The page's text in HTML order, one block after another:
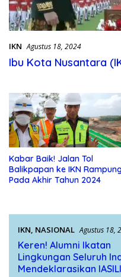
IKN Agustus 18, 2024
Ibu Kota Nusantara
Kabar Baik! Jalan Tol
Balikpapan ke IKN
Pada Akhir Tahun 2024
IKN, NASIONAL Agustus 18,
Keren! Alumni Ikatan
Lingkungan Seluruh
Mendeklarasikan IASILI